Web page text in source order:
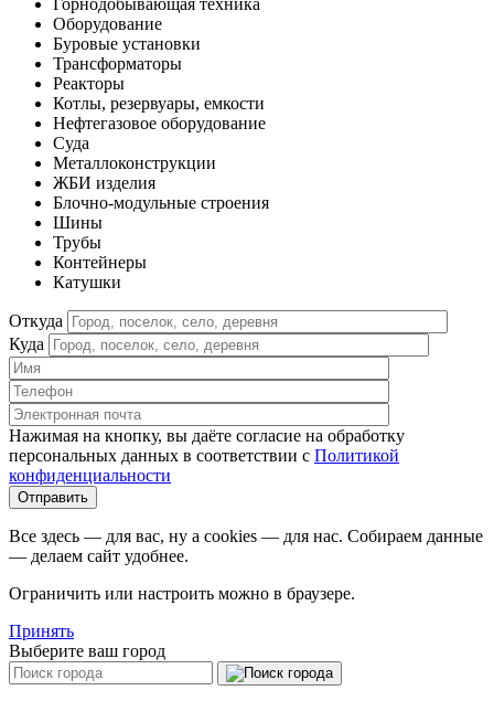
Оборудование
Буровые установки
Трансформаторы
Реакторы
Котлы, резервуары, емкости
Нефтегазовое оборудование
Cуда
Металлоконструкции
ЖБИ изделия
Блочно-модульные строения
Шины
Трубы
Контейнеры
Катушки
Откуда
Куда
Нажимая на кнопку, вы даёте согласие на обработку
персональных данных в соответствии c Политикой
конфиденциальности
Все здесь — для вас, ну а cookies — для нас. Собираем данные
— делаем сайт удобнее.
Ограничить или настроить можно в браузере.
Принять
Выберите ваш город